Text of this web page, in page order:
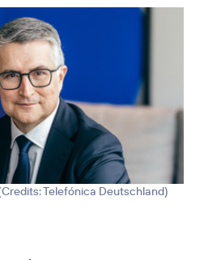
Credits: Telefónica Deutschland)